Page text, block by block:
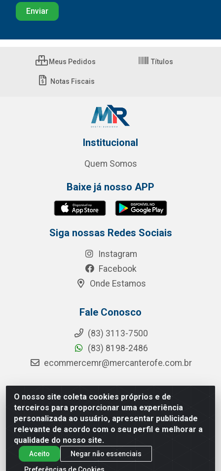
O nosso site coleta cookies próprios e de
terceiros para proporcionar uma experiência
personalizada ao usuário, apresentar publicidade
relevante de acordo com o seu perfil e melhorar a
qualidade do nosso site.
Aceito
Negar não essenciais
Preferências de Cookies
Meus Pedidos Títulos
Notas Fiscais
Institucional
Quem Somos
Baixe já nosso APP
Siga nossas Redes Sociais
Instagram
Facebook
Onde Estamos
Fale Conosco
(83) 3113-7500
(83) 8198-2486
ecommercemr@mercanterofe.com.br
MR Distribuidora - Rua Hortêncio Ribeiro de Luna, 3777 -
Distrito Industrial, João Pessoa/PB - CEP 58081-400 -
CNPJ 35.428.312/0001-85